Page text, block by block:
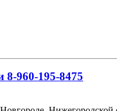
8-960-195-8475